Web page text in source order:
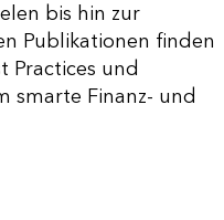
bis hin zur
Publikationen finden
Practices und
smarte Finanz- und